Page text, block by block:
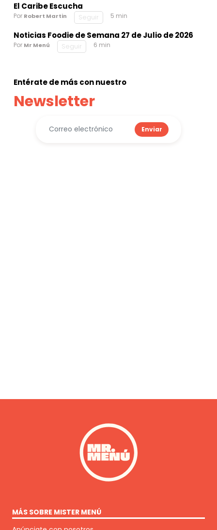
El Caribe Escucha
Por Robert Martin Seguir 5 min
Noticias Foodie de Semana 27 de Julio de 2026
Por Mr Menú Seguir 6 min
Entérate de más con nuestro
Newsletter
Enviar
MÁS SOBRE MISTER MENÚ